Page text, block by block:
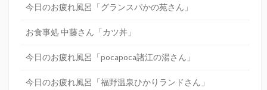
今日のお疲れ風呂「グランスパかの苑さん」
お食事処 中藤さん「カツ丼」
今日のお疲れ風呂「pocapoca諸江の湯さん」
今日のお疲れ風呂「福野温泉ひかりランドさん」